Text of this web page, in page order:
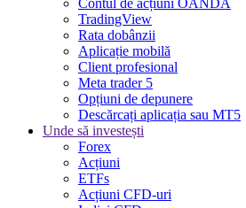
TradingView
Rata dobânzii
Aplicație mobilă
Client profesional
Meta trader 5
Opțiuni de depunere
Descărcați aplicația sau MT5
Unde să investești
Forex
Acțiuni
ETFs
Acțiuni CFD-uri